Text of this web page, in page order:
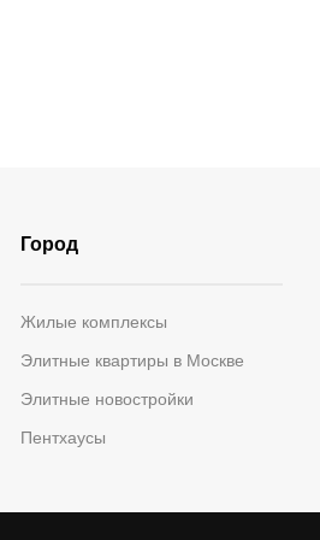
Город
Жилые комплексы
Элитные квартиры в Москве
Элитные новостройки
Пентхаусы